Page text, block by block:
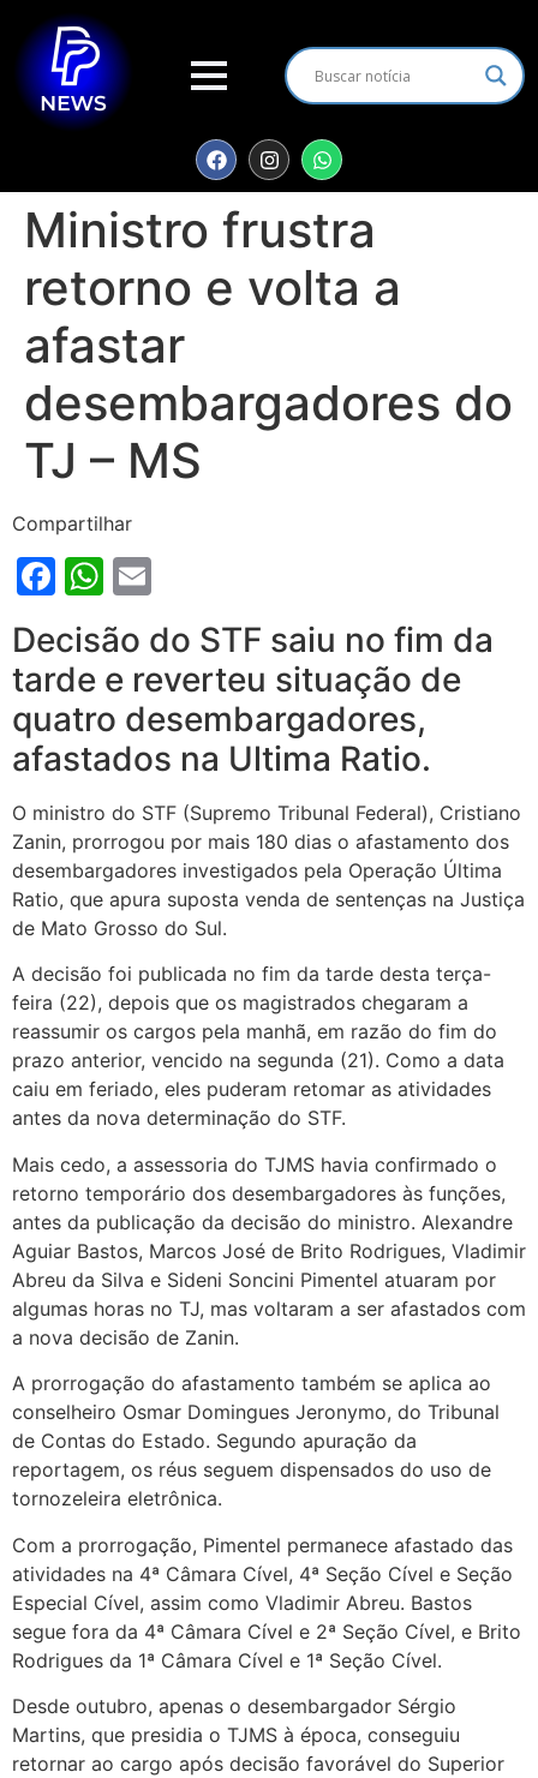
Ministro frustra
retorno e volta a
afastar
desembargadores do
TJ – MS
Compartilhar
Facebook
WhatsApp
Decisão do STF saiu no fim da
tarde e reverteu situação de
quatro desembargadores,
afastados na Ultima Ratio.
O ministro do STF (Supremo Tribunal Federal), Cristiano
Zanin, prorrogou por mais 180 dias o afastamento dos
desembargadores investigados pela Operação Última
Ratio, que apura suposta venda de sentenças na Justiça
de Mato Grosso do Sul.
A decisão foi publicada no fim da tarde desta terça-
feira (22), depois que os magistrados chegaram a
reassumir os cargos pela manhã, em razão do fim do
prazo anterior, vencido na segunda (21). Como a data
caiu em feriado, eles puderam retomar as atividades
antes da nova determinação do STF.
Mais cedo, a assessoria do TJMS havia confirmado o
retorno temporário dos desembargadores às funções,
antes da publicação da decisão do ministro. Alexandre
Aguiar Bastos, Marcos José de Brito Rodrigues, Vladimir
Abreu da Silva e Sideni Soncini Pimentel atuaram por
algumas horas no TJ, mas voltaram a ser afastados com
a nova decisão de Zanin.
A prorrogação do afastamento também se aplica ao
conselheiro Osmar Domingues Jeronymo, do Tribunal
de Contas do Estado. Segundo apuração da
reportagem, os réus seguem dispensados do uso de
tornozeleira eletrônica.
Com a prorrogação, Pimentel permanece afastado das
atividades na 4ª Câmara Cível, 4ª Seção Cível e Seção
Especial Cível, assim como Vladimir Abreu. Bastos
segue fora da 4ª Câmara Cível e 2ª Seção Cível, e Brito
Rodrigues da 1ª Câmara Cível e 1ª Seção Cível.
Desde outubro, apenas o desembargador Sérgio
Martins, que presidia o TJMS à época, conseguiu
retornar ao cargo após decisão favorável do Superior